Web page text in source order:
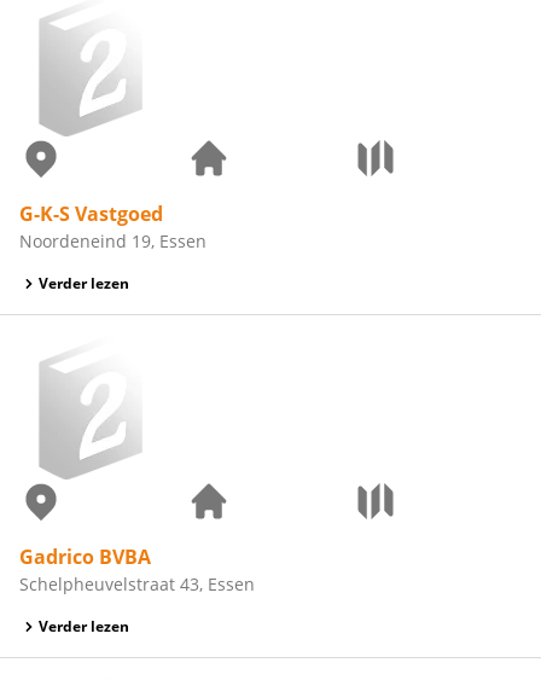
G-K-S Vastgoed
Noordeneind 19, Essen
Verder lezen
Gadrico BVBA
Schelpheuvelstraat 43, Essen
Verder lezen